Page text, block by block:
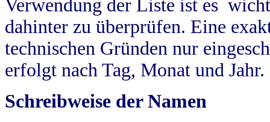
Verwendung der Liste ist es
dahinter zu überprüfen. Eine
technischen Gründen nur
erfolgt nach Tag, Monat und Jahr.
Schreibweise der Namen